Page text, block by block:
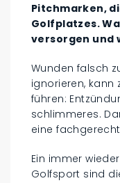
Pitchmarken,
Golfplatzes.
versorgen und
Wunden falsch
ignorieren, kann
führen:
schlimmeres.
eine
Ein immer
Golfsport sind